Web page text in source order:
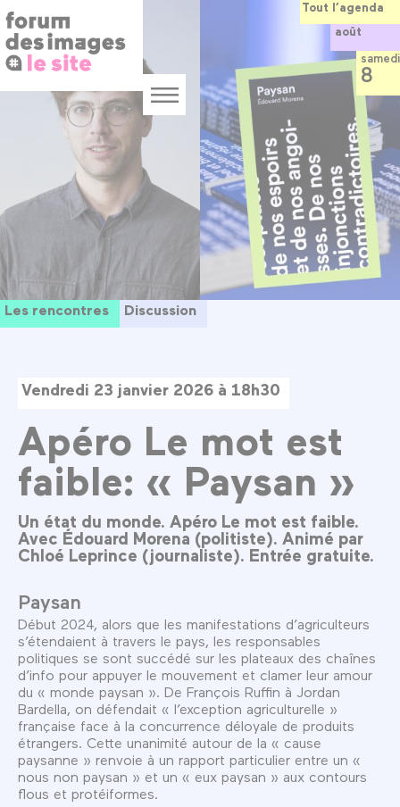
au
contenu
principal
Menu
Les rencontres Discussion
Vendredi 23 janvier 2026 à 18h30
Apéro Le mot est
faible: « Paysan »
Un état du monde. Apéro Le mot est faible.
Avec Édouard Morena (politiste). Animé par
Chloé Leprince (journaliste). Entrée gratuite.
Paysan
Début 2024, alors que les manifestations d’agriculteurs
s’étendaient à travers le pays, les responsables
politiques se sont succédé sur les plateaux des chaînes
d’info pour appuyer le mouvement et clamer leur amour
du « monde paysan ». De François Ruffin à Jordan
Bardella, on défendait « l’exception agriculturelle »
française face à la concurrence déloyale de produits
étrangers. Cette unanimité autour de la « cause
paysanne » renvoie à un rapport particulier entre un «
nous non paysan » et un « eux paysan » aux contours
flous et protéiformes.
Tout l’agenda
août
samedi
8